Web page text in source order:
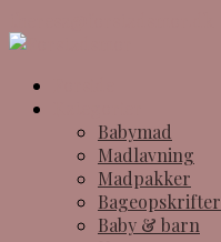
Babymad
Madlavning
Madpakker
Bageopskrifter
Baby & barn